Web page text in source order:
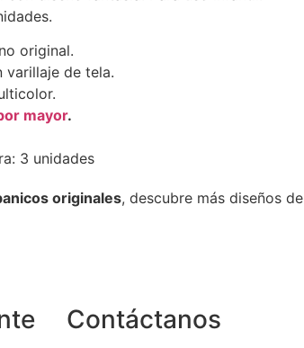
original.
varillaje de tela.
mayor.
3 unidades
originales, descubre más diseños de
Contáctanos